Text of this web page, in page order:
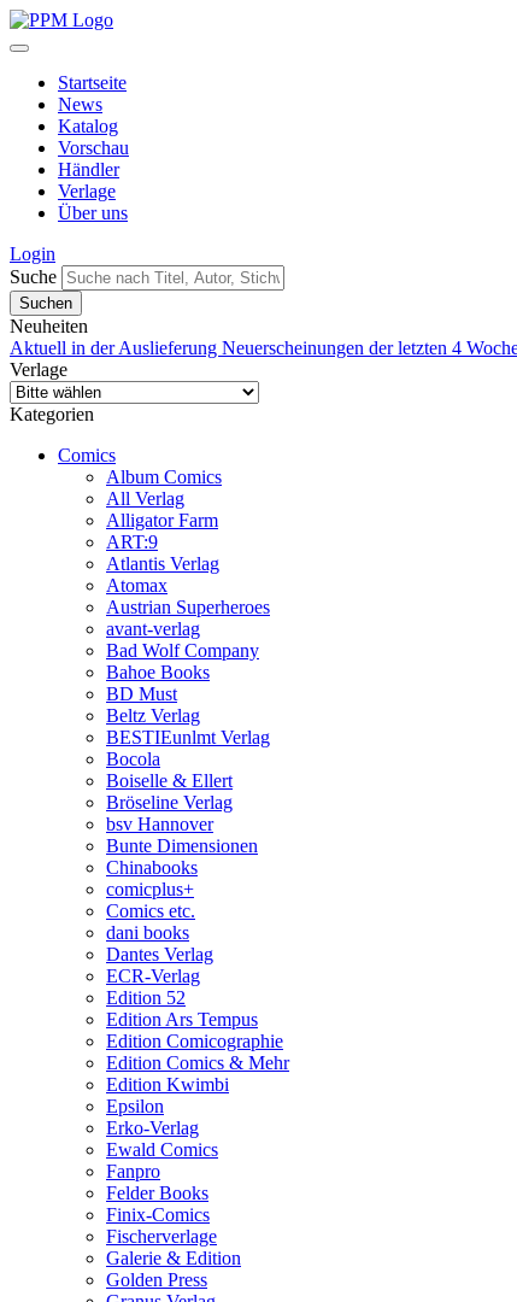
Startseite
News
Katalog
Vorschau
Händler
Verlage
Über uns
Login
Suche
Neuheiten
Aktuell in der Auslieferung Neuerscheinungen der letzten 4
Verlage
Kategorien
Comics
Album Comics
All Verlag
Alligator Farm
ART:9
Atlantis Verlag
Atomax
Austrian Superheroes
avant-verlag
Bad Wolf Company
Bahoe Books
BD Must
Beltz Verlag
BESTIEunlmt Verlag
Bocola
Boiselle & Ellert
Bröseline Verlag
bsv Hannover
Bunte Dimensionen
Chinabooks
comicplus+
Comics etc.
dani books
Dantes Verlag
ECR-Verlag
Edition 52
Edition Ars Tempus
Edition Comicographie
Edition Comics & Mehr
Edition Kwimbi
Epsilon
Erko-Verlag
Ewald Comics
Fanpro
Felder Books
Finix-Comics
Fischerverlage
Galerie & Edition
Golden Press